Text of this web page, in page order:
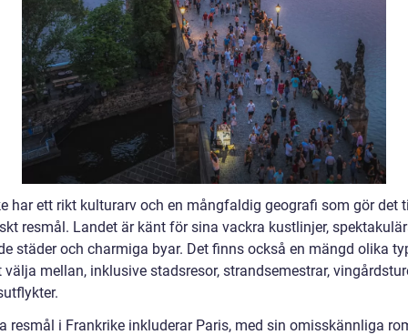
har ett rikt kulturarv och en mångfaldig geografi som gör det
resmål. Landet är känt för sina vackra kustlinjer,
städer och charmiga byar. Det finns också en mängd olika
välja mellan, inklusive stadsresor, strandsemestrar,
resmål i Frankrike inkluderar Paris, med sin omisskännliga